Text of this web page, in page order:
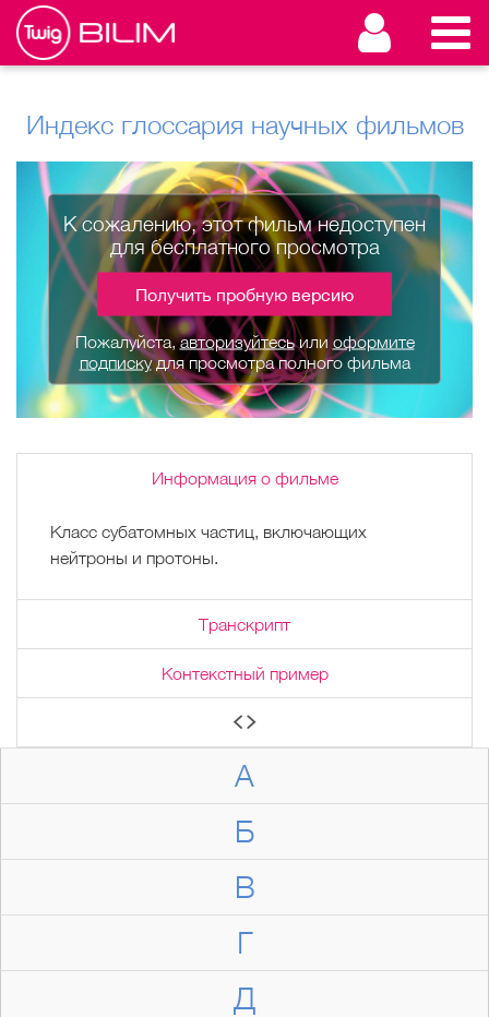
Индекс глоссария научных фильмов
А
Б
В
Г
Д
К сожалению, этот фильм недоступен
для бесплатного просмотра
Получить пробную версию
Пожалуйста,авторизуйтесьилиоформите
подпискудля просмотра полного фильма
Информация о фильме
Класс субатомных частиц, включающих
нейтроны и протоны.
Транскрипт
Контекстный пример